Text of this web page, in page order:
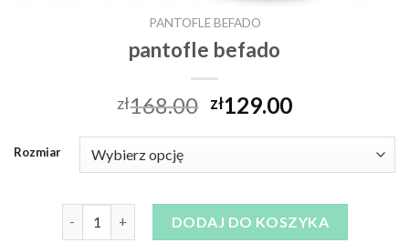
PANTOFLE BEFADO
pantofle befado
zł168.00 zł129.00
Rozmiar
DODAJ DO KOSZYKA